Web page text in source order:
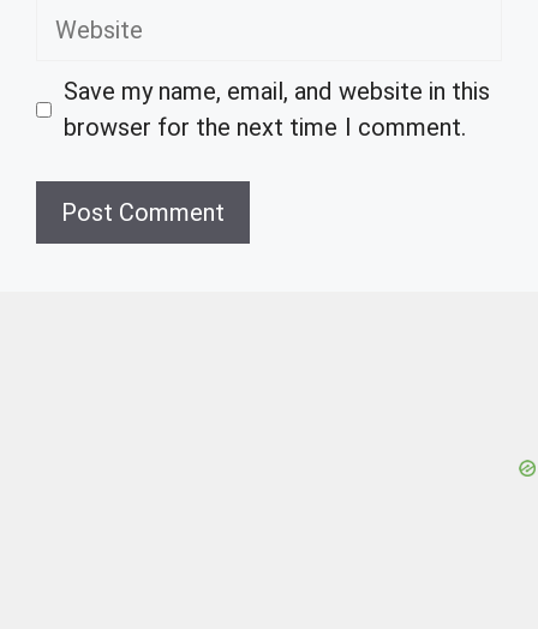
Website
Save my name, email, and website in this
browser for the next time I comment.